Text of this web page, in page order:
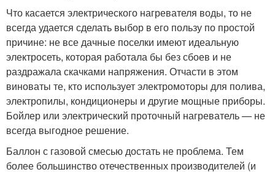
Что касается электрического нагревателя воды, то не
всегда удается сделать выбор в его пользу по простой
причине: не все дачные поселки имеют идеальную
электросеть, которая работала бы без сбоев и не
раздражала скачками напряжения. Отчасти в этом
виноваты те, кто использует электромоторы для полива,
электропилы, кондиционеры и другие мощные приборы.
Бойлер или электрический проточный нагреватель — не
всегда выгодное решение.
Баллон с газовой смесью достать не проблема. Тем
более большинство отечественных производителей (и